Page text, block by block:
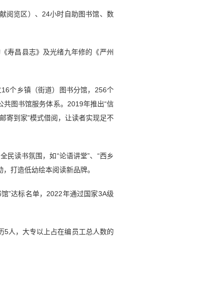
阅览区）、24小时自助图书馆、数
寿昌县志》及光绪九年修的《严州
个乡镇（街道）图书分馆，256个
共图书馆服务体系。2019年推出“信
寄到家”模式借阅，让读者实现足不
民读书氛围，如“论语讲堂”、“西乡
打造低幼绘本阅读新品牌。
”达标名单，2022年通过国家3A级
5人，大专以上占在编员工总人数的